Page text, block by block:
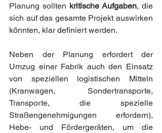
Planung sollten kritische Aufgaben, die
sich auf das gesamte Projekt auswirken
könnten, klar definiert werden.
Neben der Planung erfordert der
Umzug einer Fabrik auch den Einsatz
von speziellen logistischen Mitteln
(Kranwagen, Sondertransporte,
Transporte, die spezielle
Straßengenehmigungen erfordern),
Hebe- und Fördergeräten, um die